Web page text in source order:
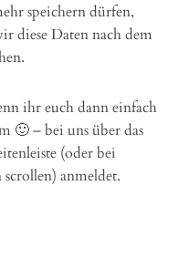
speichern dürfen,
diese Daten nach dem
ihr euch dann einfach
🙂 – bei uns über das
(oder bei
anmeldet.